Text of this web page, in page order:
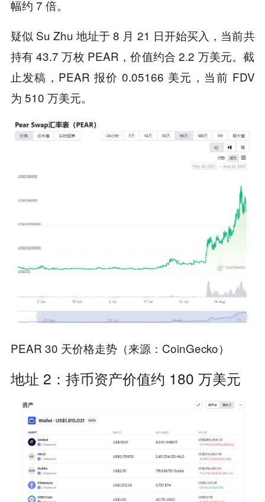
幅约 7 倍。
疑似 Su Zhu 地址于 8 月 21 日开始买入，当前共
持有 43.7 万枚 PEAR，价值约合 2.2 万美元。截
止发稿，PEAR 报价 0.05166 美元，当前 FDV
为 510 万美元。
PEAR 30 天价格走势（来源：CoinGecko）
地址 2：持币资产价值约 180 万美元